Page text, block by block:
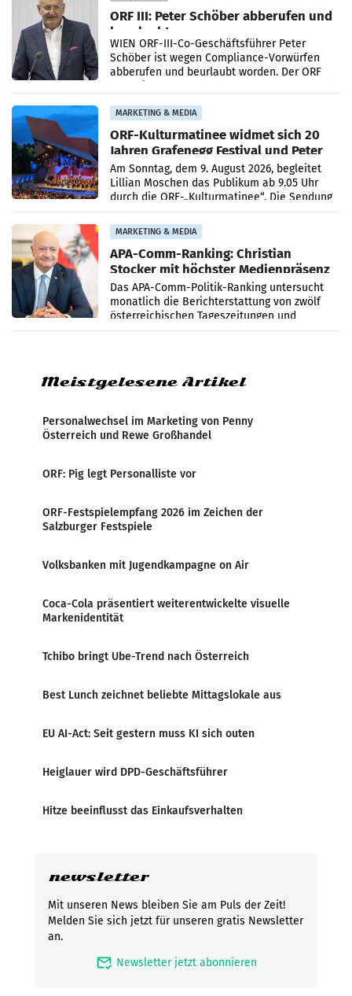
ORF III: Peter Schöber abberufen und
beurlaubt
WIEN ORF-III-Co-Geschäftsführer Peter
Schöber ist wegen Compliance-Vorwürfen
abberufen und beurlaubt worden. Der ORF
MARKETING & MEDIA
ORF-Kulturmatinee widmet sich 20
Jahren Grafenegg Festival und Peter
Simonischek
Am Sonntag, dem 9. August 2026, begleitet
Lillian Moschen das Publikum ab 9.05 Uhr
durch die ORF-„Kulturmatinee“. Die Sendung
startet mit der Dokumentation „20 Jahre
Grafenegg
MARKETING & MEDIA
APA-Comm-Ranking: Christian
Stocker mit höchster Medienpräsenz
im Juli
Das APA-Comm-Politik-Ranking untersucht
monatlich die Berichterstattung von zwölf
österreichischen Tageszeitungen und
analysiert, welche Politikerinnen und
Meistgelesene Artikel
Personalwechsel im Marketing von Penny
Österreich und Rewe Großhandel
ORF: Pig legt Personalliste vor
ORF-Festspielempfang 2026 im Zeichen der
Salzburger Festspiele
Volksbanken mit Jugendkampagne on Air
Coca-Cola präsentiert weiterentwickelte visuelle
Markenidentität
Tchibo bringt Ube-Trend nach Österreich
Best Lunch zeichnet beliebte Mittagslokale aus
EU AI-Act: Seit gestern muss KI sich outen
Heiglauer wird DPD-Geschäftsführer
Hitze beeinflusst das Einkaufsverhalten
newsletter
Mit unseren News bleiben Sie am Puls der Zeit!
Melden Sie sich jetzt für unseren gratis Newsletter
an.
mark_email_read Newsletter jetzt abonnieren